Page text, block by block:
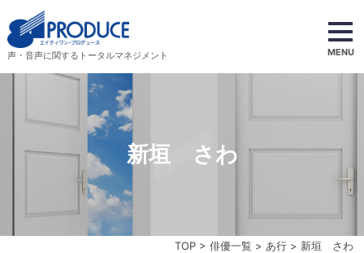
声・音声に関するトータルマネジメント MENU
TOP> 俳優一覧 > あ行> 新垣 さわ
新垣 さわ